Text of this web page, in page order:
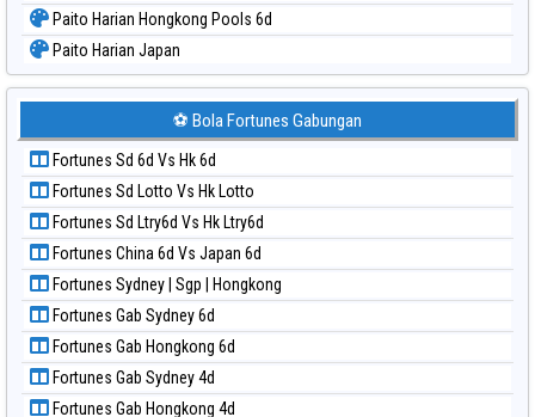
Paito Harian Hongkong Pools 6d
Paito Harian Japan
Paito Harian Japan 6d
Paito Harian Korea
Paito Harian Kuda Lari
Paito Harian Magnum Cambodia
Paito Harian Nagoya
Paito Harian New York Midday
Paito Harian North Carolina Day
Paito Harian Pcso
Paito Harian Pennsylvania Day
Paito Harian Sao Paulo
Paito Harian Singapore
⚽ Bola Fortunes Gabungan
Fortunes Sd 6d Vs Hk 6d
Fortunes Sd Lotto Vs Hk Lotto
Fortunes Sd Ltry6d Vs Hk Ltry6d
Fortunes China 6d Vs Japan 6d
Fortunes Sydney | Sgp | Hongkong
Fortunes Gab Sydney 6d
Fortunes Gab Hongkong 6d
Fortunes Gab Sydney 4d
Fortunes Gab Hongkong 4d